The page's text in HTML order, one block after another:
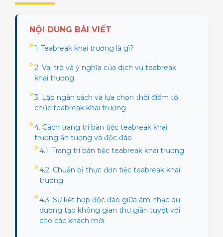
NỘI DUNG BÀI VIẾT
1. Teabreak khai trương là gì?
2. Vai trò và ý nghĩa của dịch vụ teabreak
khai trương
3. Lập ngân sách và lựa chọn thời điểm tổ
chức teabreak khai trương
4. Cách trang trí bàn tiệc teabreak khai
trương ấn tượng và độc đáo
4.1. Trang trí bàn tiệc teabreak khai trương
4.2. Chuẩn bị thực đơn tiệc teabreak khai
trương
4.3. Sự kết hợp độc đáo giữa âm nhạc du
dương tạo không gian thư giãn tuyệt vời
cho các khách mời